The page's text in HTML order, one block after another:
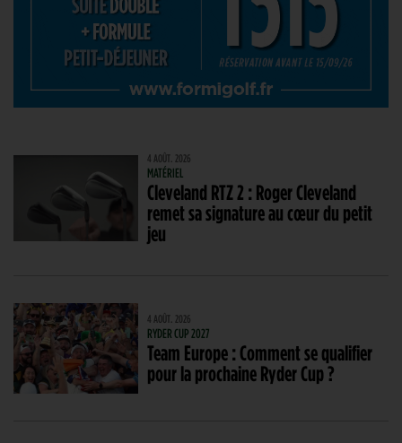
4 AOÛT. 2026
MATÉRIEL
Cleveland RTZ 2 : Roger Cleveland
remet sa signature au cœur du petit
jeu
4 AOÛT. 2026
RYDER CUP 2027
Team Europe : Comment se qualifier
pour la prochaine Ryder Cup ?